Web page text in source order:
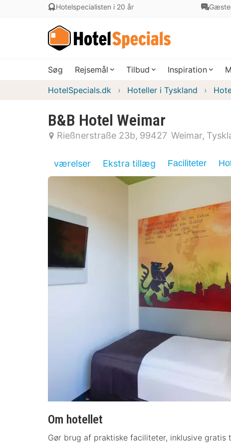
Hotelspecialisten i 20 år
Søg Rejsemål Tilbud Inspiration
HotelSpecials.dk Hoteller i Tyskland
B&B Hotel Weimar
Rießnerstraße 23b 99427 Weimar
værelser Ekstra tillæg Faciliteter
Om hotellet
Gør brug af praktiske faciliteter, inklusive gratis